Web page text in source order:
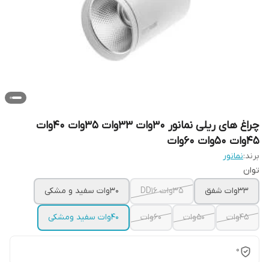
چراغ های ریلی نمانور 30وات 33وات 35وات 40وات
45وات 50وات 60وات
برند:نمانور
توان
33وات شفق
35وات DD16 30وات سفید و مشکی
45وات 50وات 60وات 40وات سفید ومشکی
0